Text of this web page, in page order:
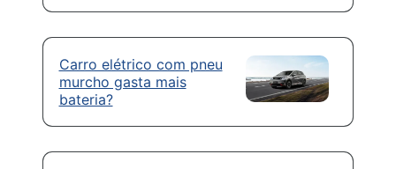
Carro elétrico com pneu
murcho gasta mais
bateria?